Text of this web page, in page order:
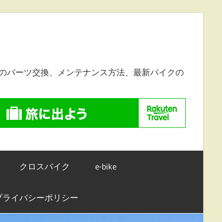
パーツ交換、メンテナンス方法、最新バイクの
クロスバイク e-bike
ライバシーポリシー